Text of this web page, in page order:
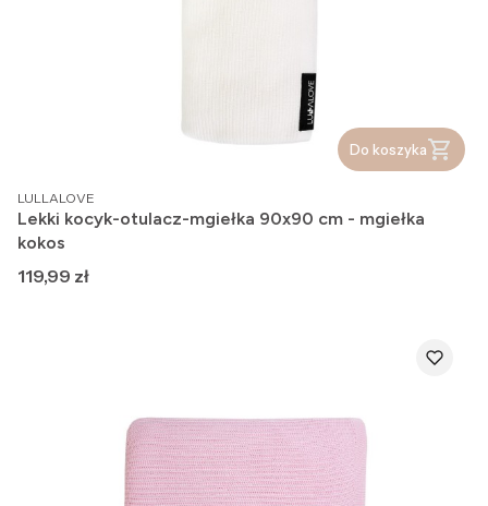
Do koszyka
PRODUCENT
LULLALOVE
Lekki kocyk-otulacz-mgiełka 90x90 cm - mgiełka
kokos
Cena
119,99 zł